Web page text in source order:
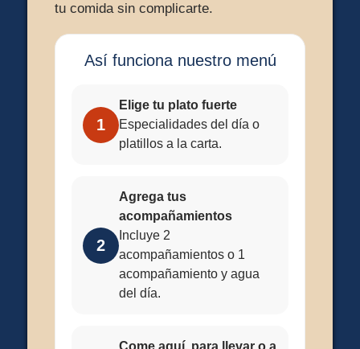
tu comida sin complicarte.
Así funciona nuestro menú
1
Elige tu plato fuerte
Especialidades del día o
platillos a la carta.
2
Agrega tus
acompañamientos
Incluye 2
acompañamientos o 1
acompañamiento y agua
del día.